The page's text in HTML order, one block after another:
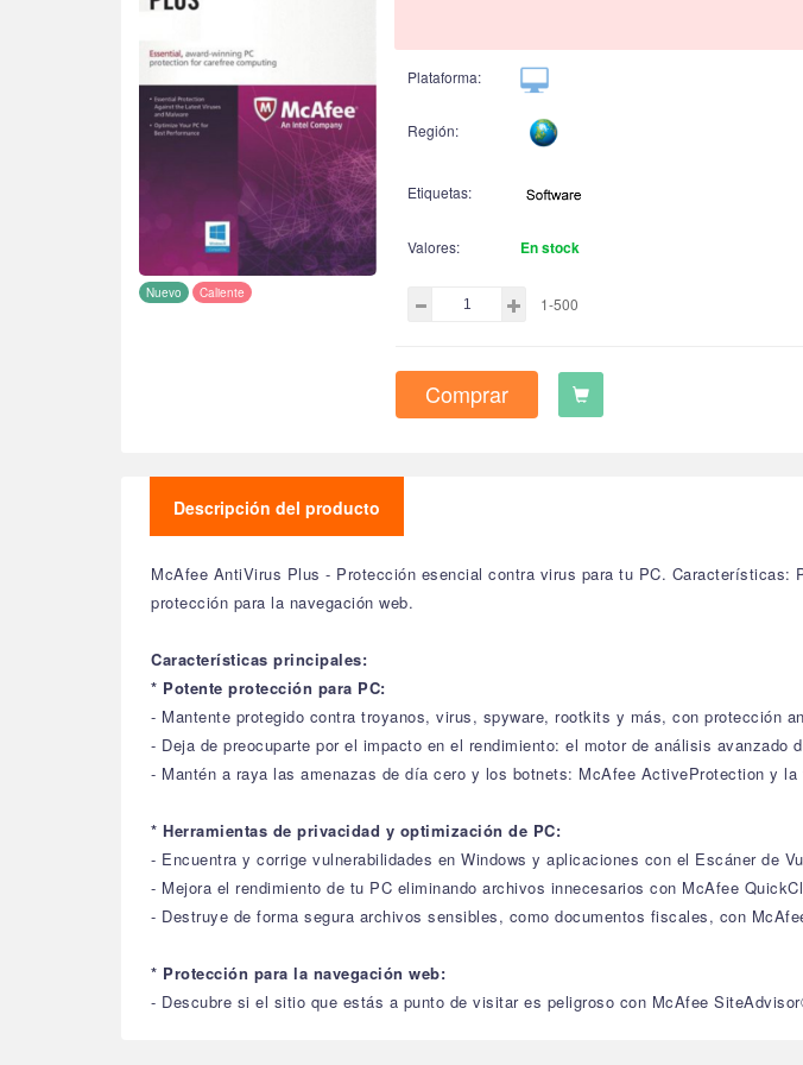
Nuevo Caliente
Plataforma:
Región:
Etiquetas:
Valores: En stock
1-500
Comprar
Descripción del producto
McAfee AntiVirus Plus - Protección esencial contra virus para tu PC.
protección para la navegación web.
Características principales:
* Potente protección para PC:
- Mantente protegido contra troyanos, virus, spyware, rootkits y más, con protección
- Deja de preocuparte por el impacto en el rendimiento: el motor de análisis
- Mantén a raya las amenazas de día cero y los botnets: McAfee ActiveProtection y la
* Herramientas de privacidad y optimización de PC:
- Encuentra y corrige vulnerabilidades en Windows y aplicaciones con el Escáner de
- Mejora el rendimiento de tu PC eliminando archivos innecesarios con McAfee
- Destruye de forma segura archivos sensibles, como documentos fiscales, con
* Protección para la navegación web:
- Descubre si el sitio que estás a punto de visitar es peligroso con McAfee